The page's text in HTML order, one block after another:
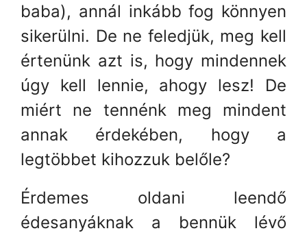
baba), annál inkább fog könnyen
sikerülni. De ne feledjük, meg kell
értenünk azt is, hogy mindennek
úgy kell lennie, ahogy lesz! De
miért ne tennénk meg mindent
annak érdekében, hogy a
legtöbbet kihozzuk belőle?
Érdemes oldani leendő
édesanyáknak a bennük lévő